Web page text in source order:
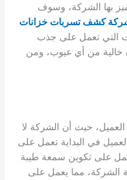
بها الشركة، وسوف
كشف تسربات خزانات
التي تعمل على جذب
خالية من أي عيوب، ومن
حيث أن الشركة لا
في البداية تعمل على
على تكوين سمعة طيبة
الشركة، مما يعمل على